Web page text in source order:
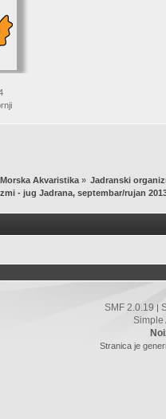
Morska Akvaristika» Jadranski
- jug Jadrana, septembar/rujan
SMF 2.0.19 |
Simple
Stranica je